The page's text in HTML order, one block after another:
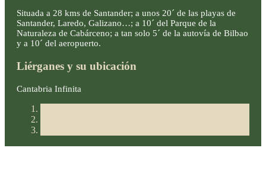
Situada a 28 kms de Santander; a unos 20´ de las playas de
Santander, Laredo, Galizano…; a 10´ del Parque de la
Naturaleza de Cabárceno; a tan solo 5´ de la autovía de Bilbao
y a 10´ del aeropuerto.
Liérganes y su ubicación
Cantabria Infinita